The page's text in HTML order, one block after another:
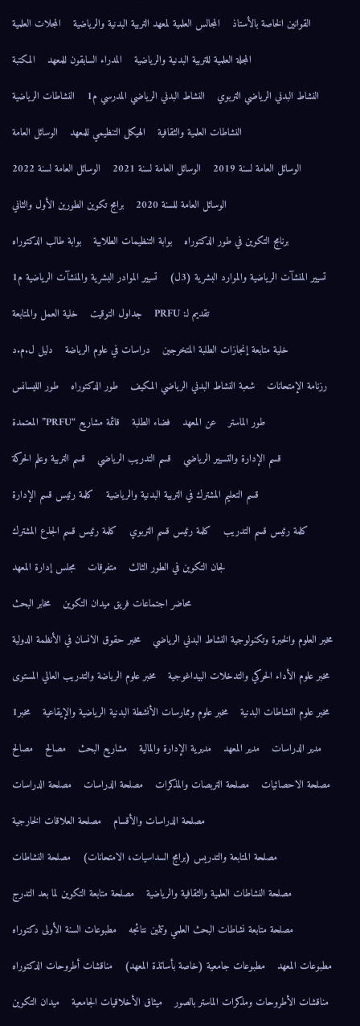
القوانين الخاصة بالأستاذ
المجالس العلمية لمعهد التربية البدنية والرياضية
المجلات العلمية
المجلة العلمية للتربية البدنية والرياضية
المدراء السابقون للمعهد
المكتبة
النشاط البدني الرياضي التربوي
النشاط البدني الرياضي المدرسي م1
النشاطات الرياضية
النشاطات العلمية والثقافية
الهيكل التنظيمي للمعهد
الوسائل العامة
الوسائل العامة لسنة 2019
الوسائل العامة لسنة 2021
الوسائل العامة لسنة 2022
الوسائل العامة للسنة 2020
برامج تكوين الطورين الأول والثاني
برنامج التكوين في طور الدكتوراه
بوابة التنظيمات الطلابية
بوابة طالب الدكتوراه
تسيير المنشآت الرياضية والموارد البشرية (3ل)
تسيير الموادر البشرية والمنشآت الرياضية م1
تقديم لـ: PRFU
جداول التوقيت
خلية العمل والمتابعة
خلية متابعة إنجازات الطلبة المتخرجين
دراسات في علوم الرياضة
دليل ل.م.د
رزنامة الإمتحانات
شعبة النشاط البدني الرياضي المكيف طور الدكتوراه
طور الليسانس
طور الماستر
عن المعهد فضاء الطلبة
قائمة مشاريع “PRFU” المعتمدة
قسم الإدارة والتسيير الرياضي
قسم التدريب الرياضي
قسم التربية وعلم الحركة
قسم التعليم المشترك في التربية البدنية والرياضية
كلمة رئيس قسم الإدارة
كلمة رئيس قسم التدريب
كلمة رئيس قسم التربوي
كلمة رئيس قسم الجذع المشترك
لجان التكوين في الطور الثالث
متفرقات
مجلس إدارة المعهد
محاضر اجتماعات فريق ميدان التكوين
مخابر البحث
مخبر العلوم والخبرة وتكنولوجية النشاط البدني الرياضي
مخبر حقوق الانسان في الأنظمة الدولية
مخبر علوم الأداء الحركي والتدخلات البيداغوجية
مخبر علوم الرياضة والتدريب العالي المستوى
مخبر علوم النشاطات البدنية
مخبر علوم وممارسات الأنشطة البدنية الرياضية والإيقاعية
مخبر1
مدير الدراسات
مدير المعهد مديرية الإدارة والمالية مشاريع البحث مصالح
مصالح
مصلحة الاحصائيات
مصلحة التربصات والمذكرات مصلحة الدراسات
مصلحة الدراسات
مصلحة الدراسات والأقسام
مصلحة العلاقات الخارجية
مصلحة المتابعة والتدريس (برامج السداسيات، الامتحانات)
مصلحة النشاطات
مصلحة النشاطات العلمية والثقافية والرياضية
مصلحة متابعة التكوين لما بعد التدرج
مصلحة متابعة نشاطات البحث العلمي وتثمين نتائجه
مطبوعات السنة الأولى دكتوراه
مطبوعات المعهد
مطبوعات جامعية (خاصة بأساتذة المعهد)
مناقشات أطروحات الدكتوراه
مناقشات الأطروحات ومذكرات الماستر بالصور
ميثاق الأخلاقيات الجامعية ميدان التكوين